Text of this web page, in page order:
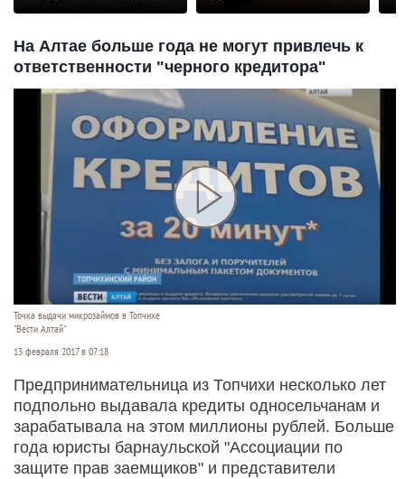
На Алтае больше года не могут привлечь к
ответственности "черного кредитора"
Точка выдачи микрозаймов в Топчихе
"Вести Алтай"
13 февраля 2017 в 07:18
Предпринимательница из Топчихи несколько лет
подпольно выдавала кредиты односельчанам и
зарабатывала на этом миллионы рублей. Больше
года юристы барнаульской "Ассоциации по
защите прав заемщиков" и представители